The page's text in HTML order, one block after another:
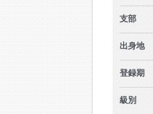
支部
出身地
登録期
級別